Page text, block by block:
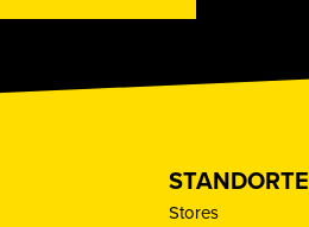
STANDORTE
Stores